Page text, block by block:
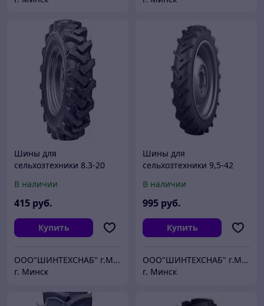
Шины для
сельхозтехники 8.3-20
передние (покрышка/
камера)
В наличии
415 руб.
Купить
ООО"ШИНТЕХСНАБ" г.Минск
г. Минск
Шины для
сельхозтехники 9,5-42
опрыскивателей
В наличии
995 руб.
Купить
ООО"ШИНТЕХСНАБ" г.Минск
г. Минск